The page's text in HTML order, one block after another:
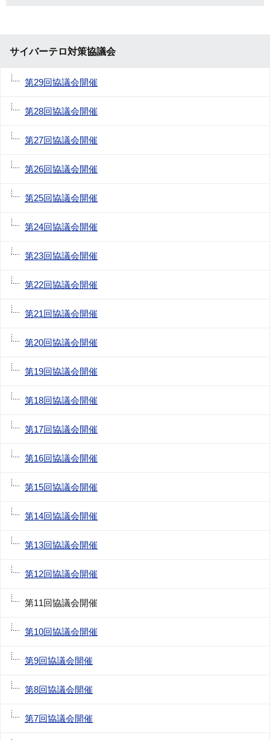
サイバーテロ対策協議会
第29回協議会開催
第28回協議会開催
第27回協議会開催
第26回協議会開催
第25回協議会開催
第24回協議会開催
第23回協議会開催
第22回協議会開催
第21回協議会開催
第20回協議会開催
第19回協議会開催
第18回協議会開催
第17回協議会開催
第16回協議会開催
第15回協議会開催
第14回協議会開催
第13回協議会開催
第12回協議会開催
第11回協議会開催
第10回協議会開催
第9回協議会開催
第8回協議会開催
第7回協議会開催